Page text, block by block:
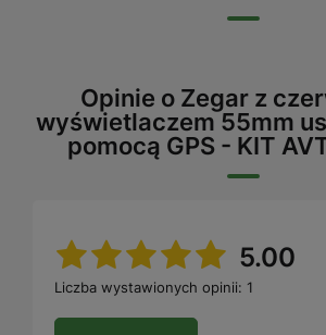
Opinie o Zegar z
wyświetlaczem 55mm
pomocą GPS - KIT
5.00
Liczba wystawionych opinii: 1